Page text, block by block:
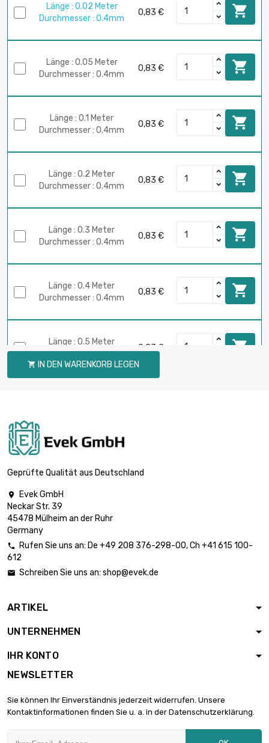
Länge : 0.02 Meter
Durchmesser : 0.4mm
0,83 € 
Länge : 0.05 Meter
Durchmesser : 0.4mm
0,83 € 
Länge : 0.1 Meter
Durchmesser : 0.4mm
0,83 € 
Länge : 0.2 Meter
Durchmesser : 0.4mm
0,83 € 
Länge : 0.3 Meter
Durchmesser : 0.4mm
0,83 € 
Länge : 0.4 Meter
Durchmesser : 0.4mm
0,83 € 
Länge : 0.5 Meter
Durchmesser : 0.4mm
0,83 € 
Länge : 0.02 Meter
Durchmesser : 0.5mm
Durchmesser : 0.5mm
0,83 €
Durchmesser : 0.5mm
Länge : 0.2 Meter
 IN DEN WARENKORB LEGEN
Geprüfte Qualität aus Deutschland

Evek GmbH
Neckar Str. 39
45478 Mülheim an der Ruhr
Germany
 Rufen Sie uns an: De +49 208 376-298-00, Ch +41 615 100-
612
 Schreiben Sie uns an: shop@evek.de
ARTIKEL
UNTERNEHMEN
IHR KONTO
NEWSLETTER
Sie können Ihr Einverständnis jederzeit widerrufen. Unsere
Kontaktinformationen finden Sie u. a. in der Datenschutzerklärung.